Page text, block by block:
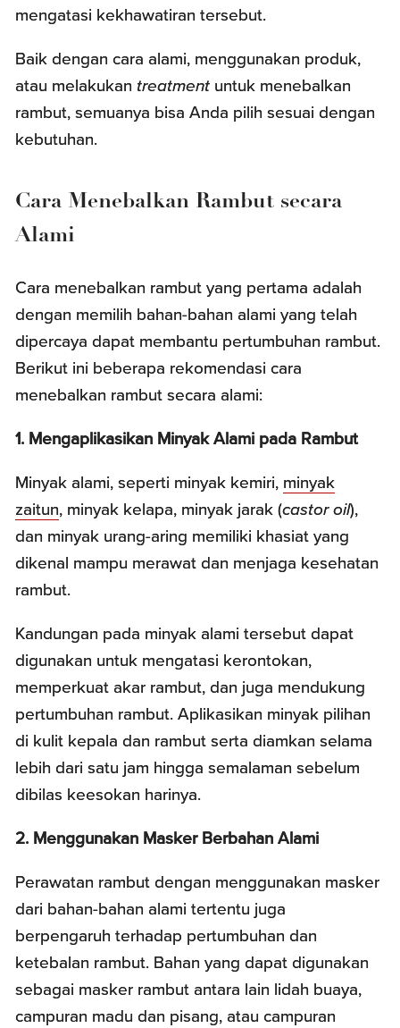
mengatasi kekhawatiran tersebut.
Baik dengan cara alami, menggunakan produk,
atau melakukan treatment untuk menebalkan
rambut, semuanya bisa Anda pilih sesuai dengan
kebutuhan.
Cara Menebalkan Rambut secara
Alami
Cara menebalkan rambut yang pertama adalah
dengan memilih bahan-bahan alami yang telah
dipercaya dapat membantu pertumbuhan rambut.
Berikut ini beberapa rekomendasi cara
menebalkan rambut secara alami:
1. Mengaplikasikan Minyak Alami pada Rambut
Minyak alami, seperti minyak kemiri, minyak
zaitun, minyak kelapa, minyak jarak (castor oil),
dan minyak urang-aring memiliki khasiat yang
dikenal mampu merawat dan menjaga kesehatan
rambut.
Kandungan pada minyak alami tersebut dapat
digunakan untuk mengatasi kerontokan,
memperkuat akar rambut, dan juga mendukung
pertumbuhan rambut. Aplikasikan minyak pilihan
di kulit kepala dan rambut serta diamkan selama
lebih dari satu jam hingga semalaman sebelum
dibilas keesokan harinya.
2. Menggunakan Masker Berbahan Alami
Perawatan rambut dengan menggunakan masker
dari bahan-bahan alami tertentu juga
berpengaruh terhadap pertumbuhan dan
ketebalan rambut. Bahan yang dapat digunakan
sebagai masker rambut antara lain lidah buaya,
campuran madu dan pisang, atau campuran